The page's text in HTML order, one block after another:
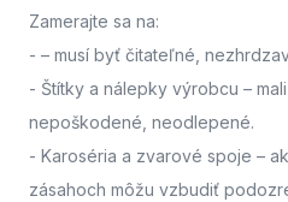
Zamerajte sa na:
- – musí byť čitateľné,
- Štítky a nálepky výrobcu –
nepoškodené, neodlepené.
- Karoséria a zvarové spoje –
zásahoch môžu vzbudiť